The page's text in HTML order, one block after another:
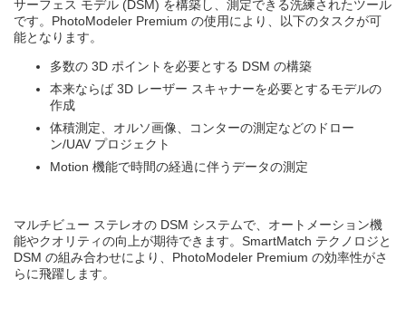
に備わる全機能の他に、高密度サーフェス モデリング (DSM) や
3D スキャニング機能が追加されます。製品の概要ページに記載さ
れている
比較チャート
PhotoModeler Premium は、写真データを基に高精度で高密度の
サーフェス モデル (DSM) を構築し、測定できる洗練されたツール
です。PhotoModeler Premium の使用により、以下のタスクが可
能となります。
本来ならば 3D レーザー スキャナーを必要とするモデルの
体積測定、オルソ画像、コンターの測定などのドロー
ン/UAV プロジェクト
Motion 機能で時間の経過に伴うデータの測定